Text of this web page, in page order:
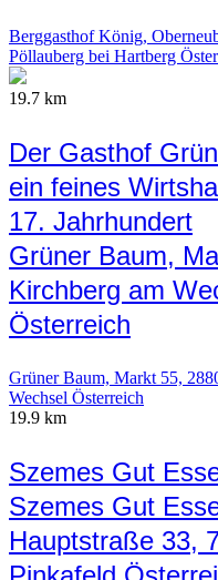
Berggasthof König,
Pöllauberg bei Hartberg
19.7 km
Der Gasthof
ein feines
17. Jahrhundert
Grüner Baum,
Kirchberg am
Österreich
Grüner Baum, Markt 55,
Wechsel Österreich
19.9 km
Szemes Gut
Szemes Gut
Hauptstraße 33,